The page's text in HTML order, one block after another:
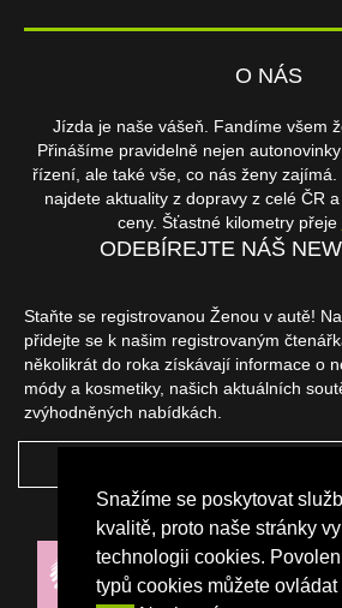
Snažíme se poskytovat
kvalitě, proto naše stránky
technologii cookies.
typů cookies můžete ovládat
O NÁS
Jízda je naše vášeň. Fandíme všem
Přinášíme pravidelně nejen
řízení, ale také vše, co nás ženy zajímá.
najdete aktuality z dopravy z celé ČR
ceny. Šťastné kilometry přeje
ODEBÍREJTE NÁŠ
Staňte se registrovanou Ženou v autě!
přidejte se k našim registrovaným
několikrát do roka získávají informace o
módy a kosmetiky, našich aktuálních
zvýhodněných nabídkách.
NAŠI